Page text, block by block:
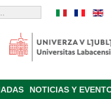
NOTICIAS Y